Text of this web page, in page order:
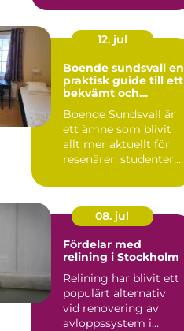
hjärtat ...
12. jul
Boende sundsvall en
praktisk guide till ett
bekvämt och
Boende Sundsvall är
ett ämne som blivit
allt mer aktuellt för
resenärer, studenter,
08. jul
Fördelar med
relining i Stockholm
Relining har blivit ett
populärt alternativ
vid renovering av
avloppssystem i